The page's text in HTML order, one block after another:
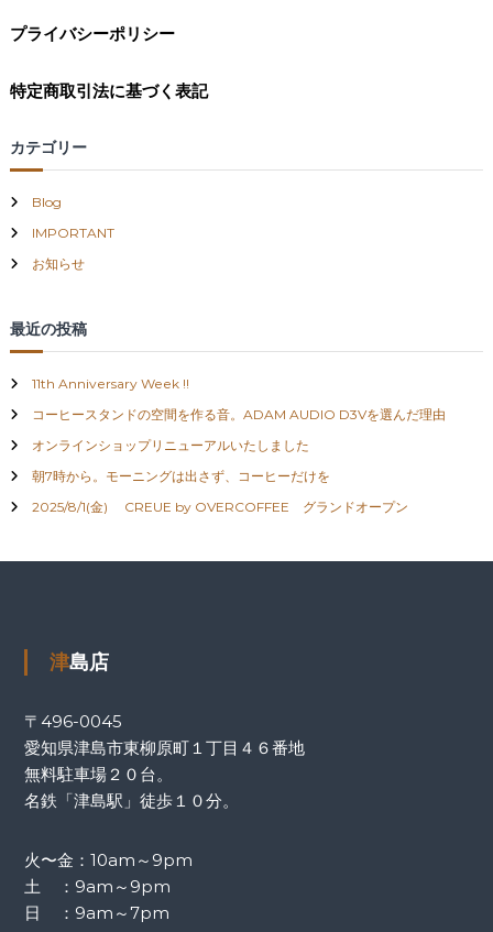
プライバシーポリシー
特定商取引法に基づく表記
カテゴリー
Blog
IMPORTANT
お知らせ
最近の投稿
11th Anniversary Week !!
コーヒースタンドの空間を作る音。ADAM AUDIO D3Vを選んだ理由
オンラインショップリニューアルいたしました
朝7時から。モーニングは出さず、コーヒーだけを
2025/8/1(金) CREUE by OVERCOFFEE グランドオープン
津島店
〒496-0045
愛知県津島市東柳原町１丁目４６番地
無料駐車場２０台。
名鉄「津島駅」徒歩１０分。
火〜金：10am～9pm
土 ：9am～9pm
日 ：9am～7pm